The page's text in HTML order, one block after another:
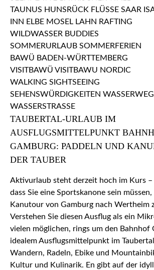
TAUBERTAL-URLAUB IM
AUSFLUGSMITTELPUNKT
GAMBURG: PADDELN UND
DER TAUBER
Aktivurlaub steht derzeit hoch im Kurs
dass Sie eine Sportskanone sein
Kanutour von Gamburg nach Wertheim
Verstehen Sie diesen Ausflug als ein
vielen möglichen, rings um den Bahnhof
idealem Ausflugsmittelpunkt im
Wandern, Radeln, Ebike und
Kultur und Kulinarik. En gibt auf der